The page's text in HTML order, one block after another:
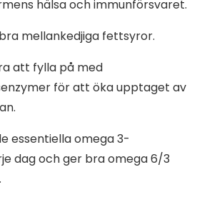
hälsa och immunförsvaret.
mellankedjiga fettsyror.
att fylla på med
för att öka upptaget av
essentiella omega 3-
dag och ger bra omega 6/3